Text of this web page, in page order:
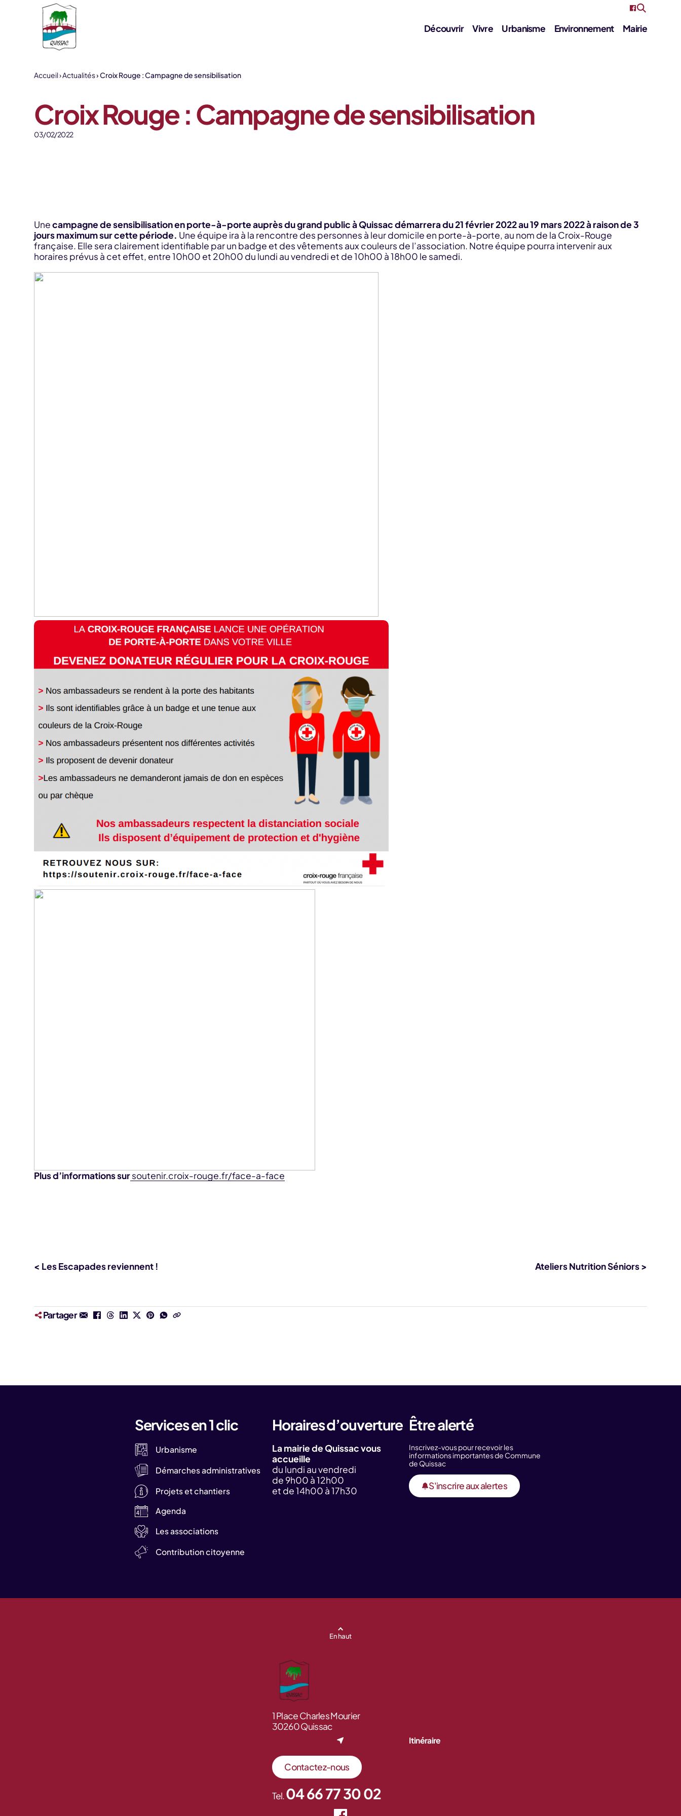
Aller au contenu
Découvrir Vivre Urbanisme Environnement Mairie
Accueil Actualités Croix Rouge : Campagne de sensibilisation
Croix Rouge : Campagne de sensibilisation
03/02/2022
Unecampagne de sensibilisation en porte-à-porte auprès du grand public à Quissac démarrera du 21 février 2022 au 19 mars 2022 à raison de 3
jours maximum sur cette période. Une équipe ira à la rencontre des personnes à leur domicile en porte-à-porte, au nom de la Croix-Rouge
française. Elle sera clairement identifiable par un badge et des vêtements aux couleurs de l’association. Notre équipe pourra intervenir aux
horaires prévus à cet effet, entre 10h00 et 20h00 du lundi au vendredi et de 10h00 à 18h00 le samedi.
Plus d’informations sursoutenir.croix-rouge.fr/face-a-face
< Les Escapades reviennent ! Ateliers Nutrition Séniors >
Partager
Services en 1 clic
Urbanisme
Démarches administratives
Projets et chantiers
Agenda
Les associations
Contribution citoyenne
Horaires d’ouverture
La mairie de Quissac vous
accueille
du lundi au vendredi
de 9h00 à 12h00
et de 14h00 à 17h30
Être alerté
Inscrivez-vous pour recevoir les
informations importantes de Commune
de Quissac
S'inscrire aux alertes
En haut
1 Place Charles Mourier
30260 Quissac
Itinéraire
Contactez-nous
Tel.04 66 77 30 02